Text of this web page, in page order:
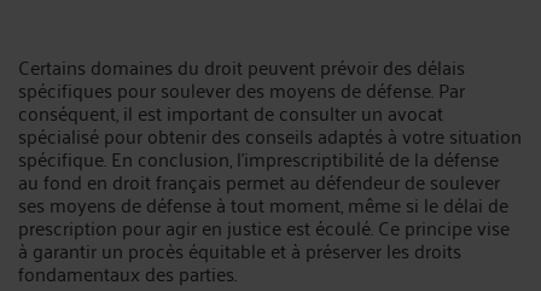
Certains domaines du droit peuvent prévoir des délais
spécifiques pour soulever des moyens de défense. Par
conséquent, il est important de consulter un avocat
spécialisé pour obtenir des conseils adaptés à votre situation
spécifique. En conclusion, l'imprescriptibilité de la défense
au fond en droit français permet au défendeur de soulever
ses moyens de défense à tout moment, même si le délai de
prescription pour agir en justice est écoulé. Ce principe vise
à garantir un procès équitable et à préserver les droits
fondamentaux des parties.